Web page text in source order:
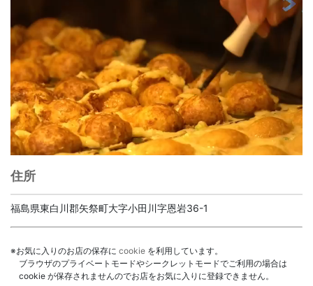
住所
福島県東白川郡矢祭町大字小田川字恩岩36-1
※お気に入りのお店の保存に cookie を利用しています。
ブラウザのプライベートモードやシークレットモードでご利用の場合は
cookie が保存されませんのでお店をお気に入りに登録できません。